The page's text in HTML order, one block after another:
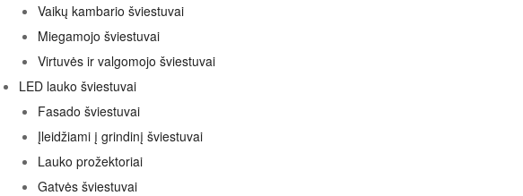
Vaikų kambario šviestuvai
Miegamojo šviestuvai
Virtuvės ir valgomojo šviestuvai
LED lauko šviestuvai
Fasado šviestuvai
Įleidžiami į grindinį šviestuvai
Lauko prožektoriai
Gatvės šviestuvai